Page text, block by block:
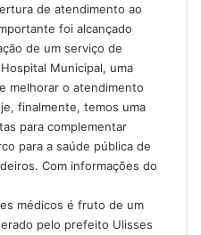
de atendimento ao
foi alcançado
de um serviço de
Municipal, uma
melhorar o atendimento
finalmente, temos uma
para complementar
para a saúde pública de
Com informações do
médicos é fruto de um
pelo prefeito Ulisses